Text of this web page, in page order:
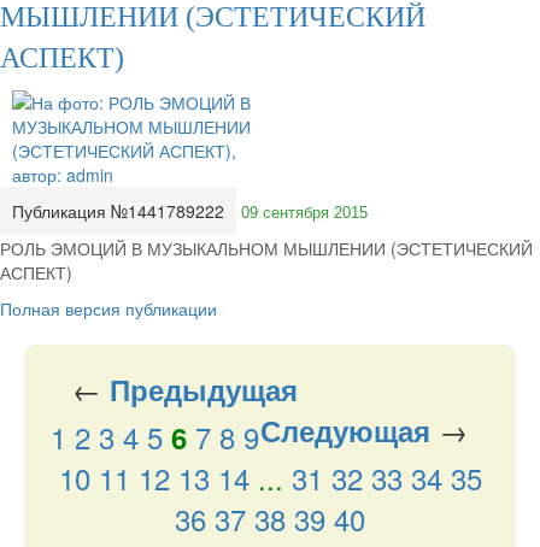
МЫШЛЕНИИ (ЭСТЕТИЧЕСКИЙ
АСПЕКТ)
Публикация №1441789222 09 сентября 2015
РОЛЬ ЭМОЦИЙ В МУЗЫКАЛЬНОМ МЫШЛЕНИИ (ЭСТЕТИЧЕСКИЙ
АСПЕКТ)
Полная версия публикации
← Предыдущая
Следующая →
1 2 3 4 5 6 7 8 9
10 11 12 13 14... 31 32 33 34 35
36 37 38 39 40